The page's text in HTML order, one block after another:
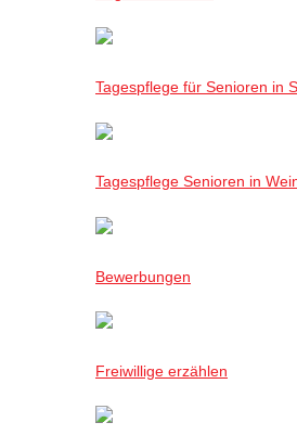
Tagespflege für Senioren in
Tagespflege Senioren in
Bewerbungen
Freiwillige erzählen